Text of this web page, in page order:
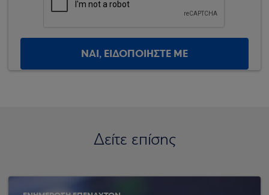
ΝΑΙ, ΕΙΔΟΠΟΙΗΣΤΕ ΜΕ
Δείτε επίσης